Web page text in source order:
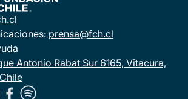
prensa@fch.cl
Antonio Rabat Sur 6165, Vitacura,